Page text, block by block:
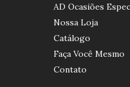
AD Ocasiões
Nossa Loja
Catálogo
Faça Você Mesmo
Contato